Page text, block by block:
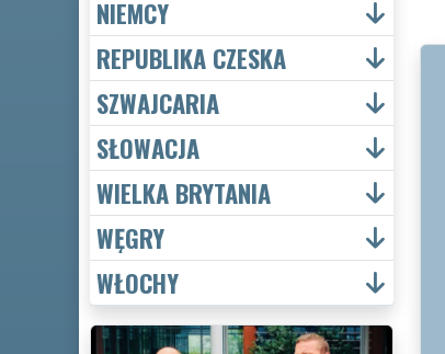
NIEMCY
REPUBLIKA CZESKA
SZWAJCARIA
SŁOWACJA
WIELKA BRYTANIA
WĘGRY
WŁOCHY